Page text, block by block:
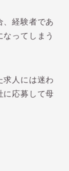
、経験者であ
ってしまう
求人には迷わ
に応募して母